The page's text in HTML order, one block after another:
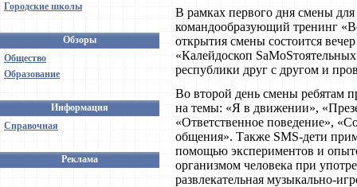
Городские школы
Обзоры
Общество
Образование
Информация
Справочная
Реклама
В рамках первого дня смены для
командообразующий тренинг
открытия смены состоится
«Калейдоскоп
республики друг с другом и
Во второй день смены ребятам
на темы: «Я в движении»,
«Ответственное поведение»,
общения». Также SMS-дети
помощью экспериментов и
организмом человека при
развлекательная музыкально-